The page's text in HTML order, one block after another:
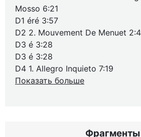
Mosso 6:21
D1 éré 3:57
D2 2. Mouvement De Menuet
D3 é 3:28
D3 é 3:28
D4 1. Allegro Inquieto 7:19
Показать больше
Фрагменты